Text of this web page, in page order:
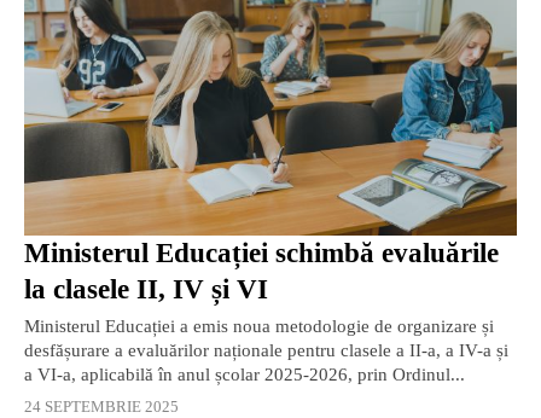
Ministerul Educației schimbă evaluările
la clasele II, IV și VI
Ministerul Educației a emis noua metodologie de organizare și
desfășurare a evaluărilor naționale pentru clasele a II-a, a IV-a și
a VI-a, aplicabilă în anul școlar 2025-2026, prin Ordinul...
24 SEPTEMBRIE 2025